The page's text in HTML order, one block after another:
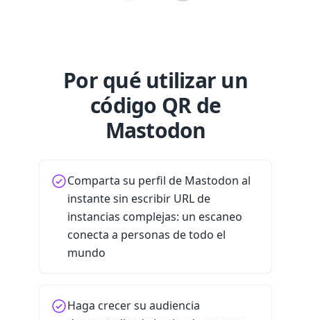
Por qué utilizar un
código QR de
Mastodon
Comparta su perfil de Mastodon al
instante sin escribir URL de
instancias complejas: un escaneo
conecta a personas de todo el
mundo
Haga crecer su audiencia